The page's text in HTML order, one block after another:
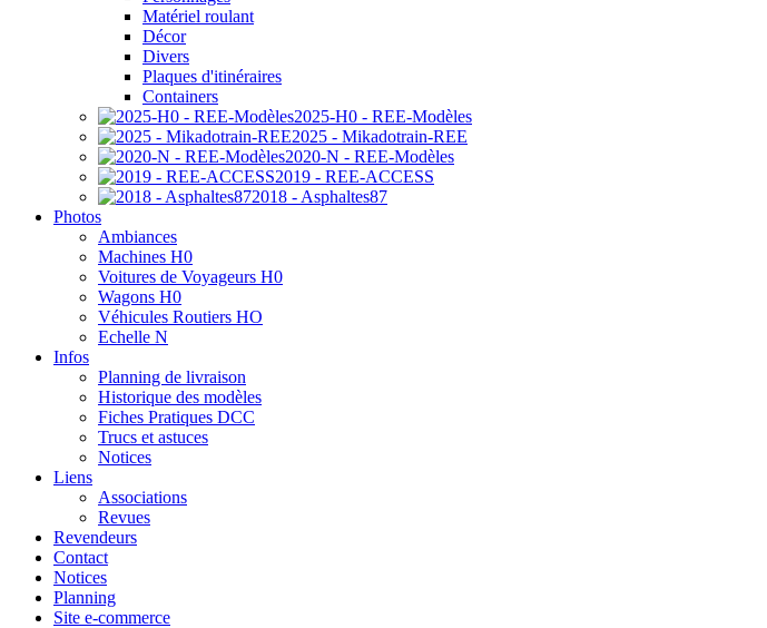
Matériel roulant
Décor
Divers
Plaques d'itinéraires
Containers
2025-H0 - REE-Modèles
2025 - Mikadotrain-REE
2020-N - REE-Modèles
2019 - REE-ACCESS
2018 - Asphaltes87
Photos
Ambiances
Machines H0
Voitures de Voyageurs H0
Wagons H0
Véhicules Routiers HO
Echelle N
Infos
Planning de livraison
Historique des modèles
Fiches Pratiques DCC
Trucs et astuces
Notices
Liens
Associations
Revues
Revendeurs
Contact
Notices
Planning
Site e-commerce